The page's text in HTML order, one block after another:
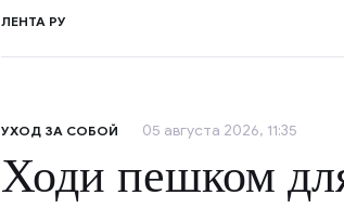
ЛЕНТА РУ
УХОД ЗА СОБОЙ 05 августа 2026, 11:35
Ходи пешком